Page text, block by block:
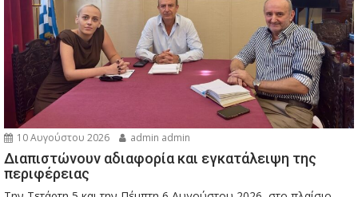
10 Αυγούστου 2026 admin admin
Διαπιστώνουν αδιαφορία και εγκατάλειψη της
περιφέρειας